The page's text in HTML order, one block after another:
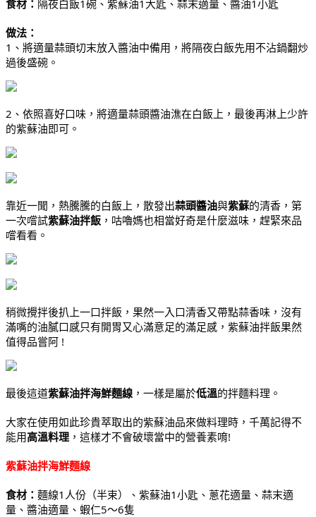
食材： 隔夜白飯1碗、紫蘇油1大匙、蒜末適量、醬油1小匙
做法：
1、將適量蒜頭切末放入醬油中備用，將隔夜白飯先用不沾鍋翻炒
過後盛碗。
2、依照喜好口味，將適量蒜頭醬油潐在白飯上，最後再淋上少許
的紫蘇油即可。
靠近一聞，熱騰騰的白飯上，散發出蒜頭醬油與紫蘇的清香，第
一次嚐試紫蘇油拌飯 ，咕嚕媽也相當好奇是什麼滋味，趕緊來品
嚐看看。
稍微攪拌後扒上一口拌飯，果然一入口清香又帶點蒜香味，沒有
滿嘴的油膩口感只有開胃又心滿意足的滿足感，紫蘇油拌飯果然
值得品嘗阿 !
最後這道紫蘇油拌海鮮麵線 ，一樣是屬於低溫的拌麵料理。
大家在使用如此珍貴萃取出的紫蘇油品來做料理時，千萬記得不
能用高溫料理 ，這樣才不會破壞當中的營養素唷!
紫蘇油拌海鮮麵線
食材： 麵線1人份（半束）、紫蘇油1小匙、蔥花適量、蒜末適
量、醬油適量、蝦仁5～6隻